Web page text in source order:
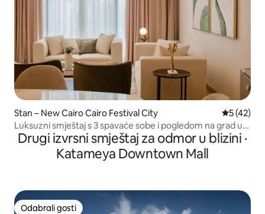
Stan – New Cairo Cairo Festival City Prosječna
5 (42)
Luksuzni smještaj s 3 spavaće sobe i pogledom na grad u
festivalnom gradu Kairu
Drugi izvrsni smještaj za odmor u blizini ·
Katameya Downtown Mall
Odabrali gosti